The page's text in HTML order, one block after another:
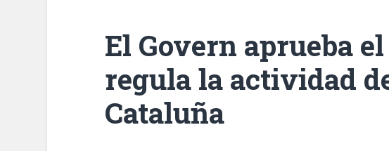
El Govern aprueba
regula la actividad
Cataluña